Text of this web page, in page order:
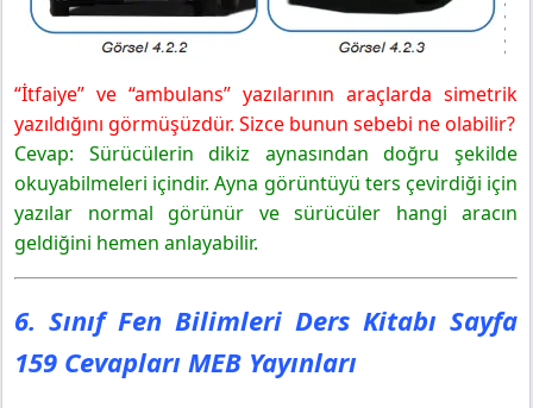
“İtfaiye” ve “ambulans” yazılarının araçlarda simetrik
yazıldığını görmüşüzdür. Sizce bunun sebebi ne olabilir?
Cevap: Sürücülerin dikiz aynasından doğru şekilde
okuyabilmeleri içindir. Ayna görüntüyü ters çevirdiği için
yazılar normal görünür ve sürücüler hangi aracın
geldiğini hemen anlayabilir.
6. Sınıf Fen Bilimleri Ders Kitabı Sayfa
159 Cevapları MEB Yayınları